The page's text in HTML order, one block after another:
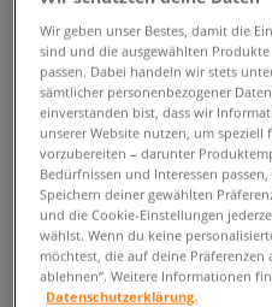
Converse Pro
Ein echter Klassiker des Urban-
Sneakerhead, der das markante
beliebtesten Modelle der Welt zu
Damen Sneakerdieser Brand sind
Design und Einzigartigkeit bekannt,
Zeitlosigkeit geschätzt, welches sie
jeder Garderobe macht. Und wenn
Wir geben unser Bestes, damit die
sind und die ausgewählten
passen. Dabei handeln wir stets
sämtlicher personenbezogener
einverstanden bist, dass wir
unserer Website nutzen, um
vorzubereiten – darunter
Bedürfnissen und Interessen
Speichern deiner gewählten
und die Cookie-Einstellungen
wählst. Wenn du keine
möchtest, die auf deine Präferenzen
ablehnen“. Weitere Informationen
Datenschutzerklärung.